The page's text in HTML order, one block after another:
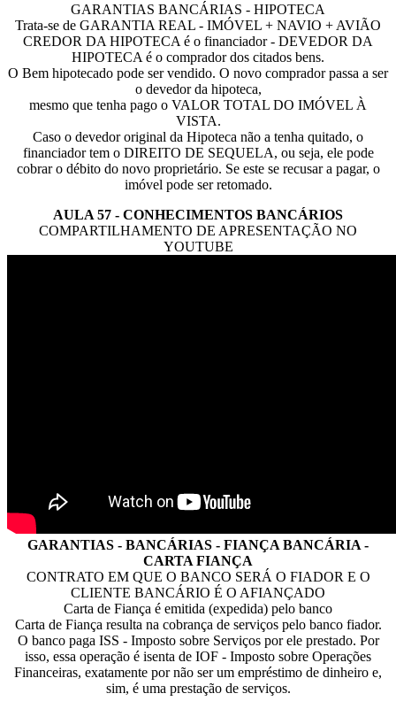
GARANTIAS BANCÁRIAS - HIPOTECA
Trata-se de GARANTIA REAL - IMÓVEL + NAVIO + AVIÃO
CREDOR DA HIPOTECA é o financiador - DEVEDOR DA
HIPOTECA é o comprador dos citados bens.
O Bem hipotecado pode ser vendido. O novo comprador passa a ser
o devedor da hipoteca,
mesmo que tenha pago o VALOR TOTAL DO IMÓVEL À
VISTA.
Caso o devedor original da Hipoteca não a tenha quitado, o
financiador tem o DIREITO DE SEQUELA, ou seja, ele pode
cobrar o débito do novo proprietário. Se este se recusar a pagar, o
imóvel pode ser retomado.
AULA 57 - CONHECIMENTOS BANCÁRIOS
COMPARTILHAMENTO DE APRESENTAÇÃO NO
YOUTUBE
GARANTIAS - BANCÁRIAS - FIANÇA BANCÁRIA -
CARTA FIANÇA
CONTRATO EM QUE O BANCO SERÁ O FIADOR E O
CLIENTE BANCÁRIO É O AFIANÇADO
Carta de Fiança é emitida (expedida) pelo banco
Carta de Fiança resulta na cobrança de serviços pelo banco fiador.
O banco paga ISS - Imposto sobre Serviços por ele prestado. Por
isso, essa operação é isenta de IOF - Imposto sobre Operações
Financeiras, exatamente por não ser um empréstimo de dinheiro e,
sim, é uma prestação de serviços.